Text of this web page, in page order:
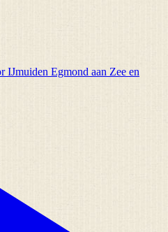
IJmuiden Egmond aan Zee en